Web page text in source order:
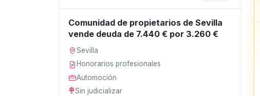
Comunidad de propietarios de Sevilla
vende deuda de 7.440 € por 3.260 €
Sevilla
Honorarios profesionales
Automoción
Sin judicializar